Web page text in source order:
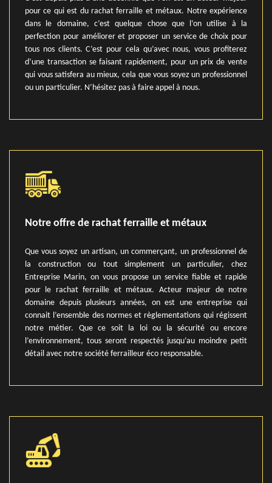
pour ce qui est du rachat ferraille et métaux. Notre expérience
dans le domaine, c’est quelque chose que l’on utilise à la
perfection pour améliorer et proposer un service de choix pour
tous nos clients. C’est pour cela qu’avec nous, vous profiterez
d’une transaction se faisant rapidement, pour un prix de vente
qui vous satisfera au mieux, cela que vous soyez un professionnel
ou un particulier. N’hésitez pas à faire appel à nous.
Notre offre de rachat ferraille et métaux
Que vous soyez un artisan, un commerçant, un professionnel de
la construction ou tout simplement un particulier, chez
Entreprise Marin, on vous propose un service fiable et rapide
pour le rachat ferraille et métaux. Acteur majeur de notre
domaine depuis plusieurs années, on est une entreprise qui
connait l’ensemble des normes et règlementations qui régissent
notre métier. Que ce soit la loi ou la sécurité ou encore
l’environnement, tous seront respectés jusqu’au moindre petit
détail avec notre société ferrailleur éco responsable.